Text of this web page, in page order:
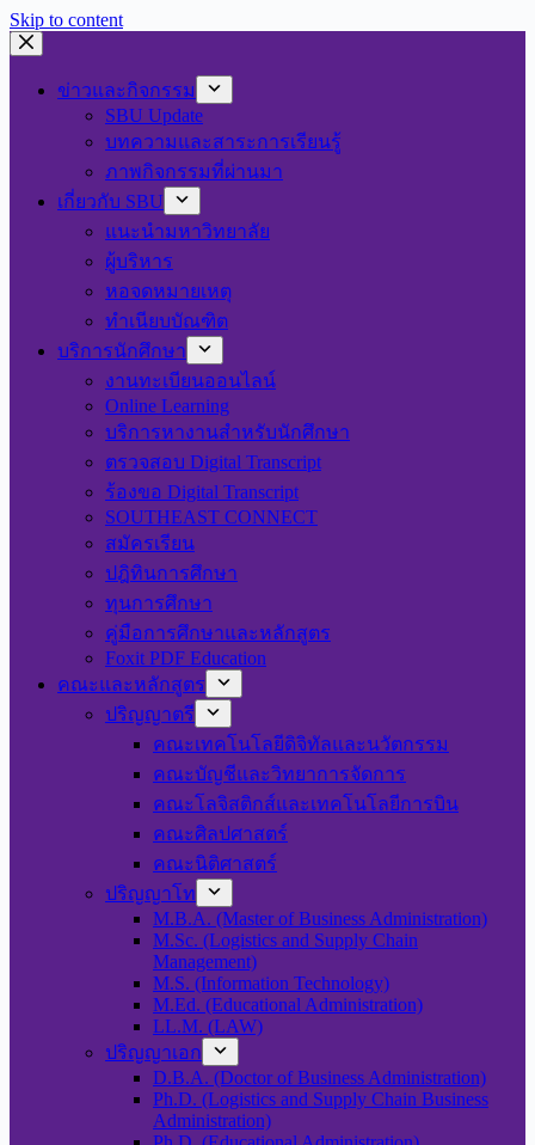
Skip to content
ข่าวและกิจกรรม
SBU Update
บทความและสาระการเรียนรู้
ภาพกิจกรรมที่ผ่านมา
เกี่ยวกับ SBU
แนะนำมหาวิทยาลัย
ผู้บริหาร
หอจดหมายเหตุ
ทำเนียบบัณฑิต
บริการนักศึกษา
งานทะเบียนออนไลน์
Online Learning
บริการหางานสำหรับนักศึกษา
ตรวจสอบ Digital Transcript
ร้องขอ Digital Transcript
SOUTHEAST CONNECT
สมัครเรียน
ปฎิทินการศึกษา
ทุนการศึกษา
คู่มือการศึกษาและหลักสูตร
Foxit PDF Education
คณะและหลักสูตร
ปริญญาตรี
คณะเทคโนโลยีดิจิทัลและนวัตกรรม
คณะบัญชีและวิทยาการจัดการ
คณะโลจิสติกส์และเทคโนโลยีการบิน
คณะศิลปศาสตร์
คณะนิติศาสตร์
ปริญญาโท
M.B.A. (Master of Business Administration)
M.Sc. (Logistics and Supply Chain
Management)
M.S. (Information Technology)
M.Ed. (Educational Administration)
LL.M. (LAW)
ปริญญาเอก
D.B.A. (Doctor of Business Administration)
Ph.D. (Logistics and Supply Chain Business
Administration)